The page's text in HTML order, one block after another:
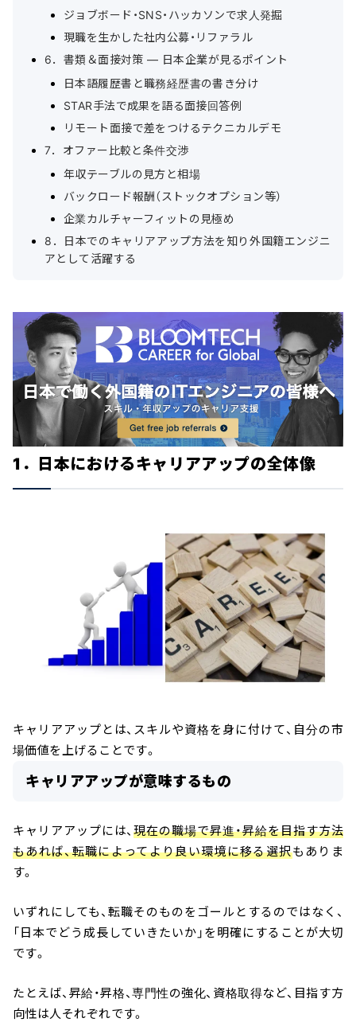
ジョブボード・SNS・ハッカソンで求人発掘
現職を生かした社内公募・リファラル
6．書類＆面接対策 ― 日本企業が見るポイント
日本語履歴書と職務経歴書の書き分け
STAR手法で成果を語る面接回答例
リモート面接で差をつけるテクニカルデモ
7．オファー比較と条件交渉
年収テーブルの見方と相場
バックロード報酬（ストックオプション等）
企業カルチャーフィットの見極め
8．日本でのキャリアアップ方法を知り外国籍エンジニ
アとして活躍する
1．日本におけるキャリアアップの全体像
キャリアアップとは、スキルや資格を身に付けて、自分の市
場価値を上げることです。
キャリアアップが意味するもの
キャリアアップには、現在の職場で昇進・昇給を目指す方法
もあれば、転職によってより良い環境に移る選択もありま
す。
いずれにしても、転職そのものをゴールとするのではなく、
「日本でどう成長していきたいか」を明確にすることが大切
です。
たとえば、昇給・昇格、専門性の強化、資格取得など、目指す方
向性は人それぞれです。